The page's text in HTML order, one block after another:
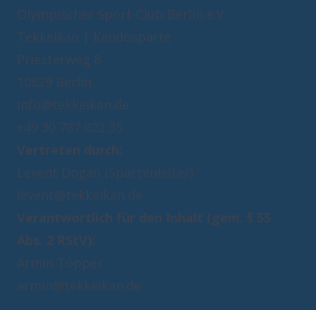
Olympischer Sport-Club Berlin e.V.
Tekkeikan | Kendosparte
Priesterweg 8
info@tekkeikan.de
Vertreten durch:
levent@tekkeikan.de
Verantwortlich für den Inhalt (gem. § 55
Abs. 2 RStV):
armin@tekkeikan.de